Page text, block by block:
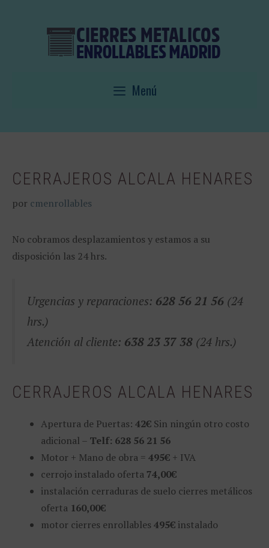
Menú
CERRAJEROS ALCALA HENARES
por cmenrollables
No cobramos desplazamientos y estamos a su
disposición las 24 hrs.
Urgencias y reparaciones: 628 56 21 56 (24
hrs.)
Atención al cliente: 638 23 37 38 (24 hrs.)
CERRAJEROS ALCALA HENARES
Apertura de Puertas: 42€ Sin ningún otro costo
adicional – Telf: 628 56 21 56
Motor + Mano de obra = 495€ + IVA
cerrojo instalado oferta 74,00€
instalación cerraduras de suelo cierres metálicos
oferta 160,00€
motor cierres enrollables 495€ instalado